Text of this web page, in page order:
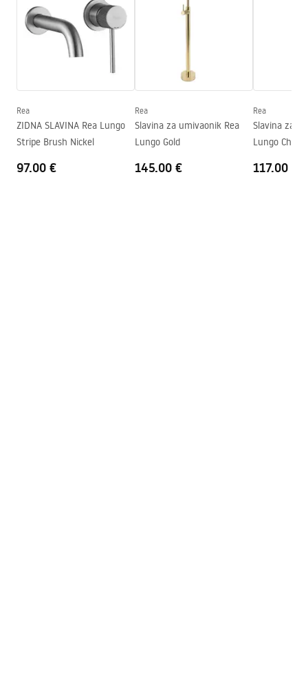
Materijal
Doseg izljeva
mm
Promjer priključka
Jamstvo
24 mjeseca
Faucet.pdf
manual
Warranty_Terms_and_Conditions_Faucets_-_5.pdf
Rea
ZIDNA SLAVINA Rea Lungo
Stripe Brush Nickel
97.00 €
Rea
Slavina za umivaonik Rea
Lungo Gold
145.00 €
Rea
Slavina za
Lungo
117.00 €